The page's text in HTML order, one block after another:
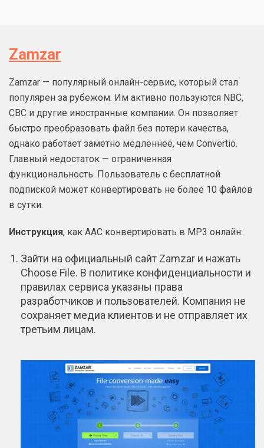
Zamzar
Zamzar — популярный онлайн-сервис, который стал
популярен за рубежом. Им активно пользуются NBC,
CBC и другие иностранные компании. Он позволяет
быстро преобразовать файл без потери качества,
однако работает заметно медленнее, чем Convertio.
Главный недостаток — ограниченная
функциональность. Пользователь с бесплатной
подпиской может конвертировать не более 10 файлов
в сутки.
Инструкция, как AAC конвертировать в MP3 онлайн:
Зайти на официальный сайт Zamzar и нажать
Choose File. В политике конфиденциальности и
правилах сервиса указаны права
разработчиков и пользователей. Компания не
сохраняет медиа клиентов и не отправляет их
третьим лицам.